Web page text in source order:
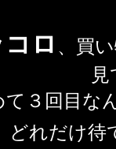
ロ 、買
３回目な
どれだけ待